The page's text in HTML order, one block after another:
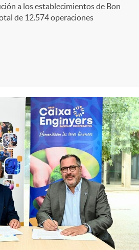
a los establecimientos de Bon
de 12.574 operaciones